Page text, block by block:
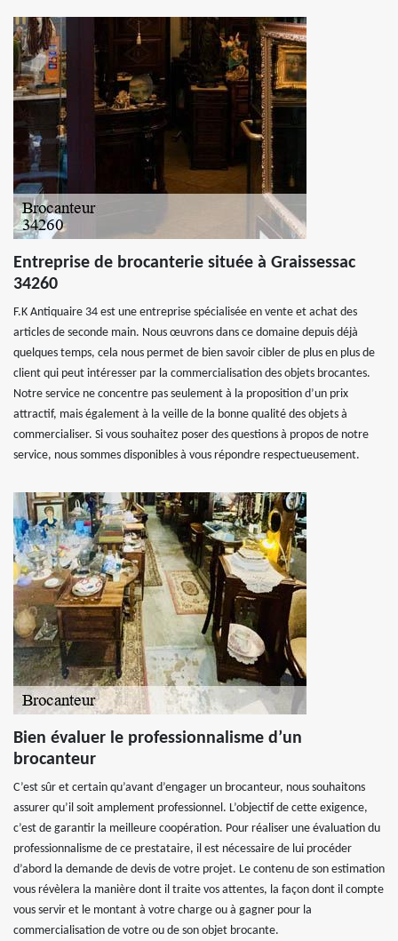
Entreprise de brocanterie située à Graissessac
34260
F.K Antiquaire 34 est une entreprise spécialisée en vente et achat des
articles de seconde main. Nous œuvrons dans ce domaine depuis déjà
quelques temps, cela nous permet de bien savoir cibler de plus en plus de
client qui peut intéresser par la commercialisation des objets brocantes.
Notre service ne concentre pas seulement à la proposition d’un prix
attractif, mais également à la veille de la bonne qualité des objets à
commercialiser. Si vous souhaitez poser des questions à propos de notre
service, nous sommes disponibles à vous répondre respectueusement.
Bien évaluer le professionnalisme d’un
brocanteur
C’est sûr et certain qu’avant d’engager un brocanteur, nous souhaitons
assurer qu’il soit amplement professionnel. L’objectif de cette exigence,
c’est de garantir la meilleure coopération. Pour réaliser une évaluation du
professionnalisme de ce prestataire, il est nécessaire de lui procéder
d’abord la demande de devis de votre projet. Le contenu de son estimation
vous révèlera la manière dont il traite vos attentes, la façon dont il compte
vous servir et le montant à votre charge ou à gagner pour la
commercialisation de votre ou de son objet brocante.